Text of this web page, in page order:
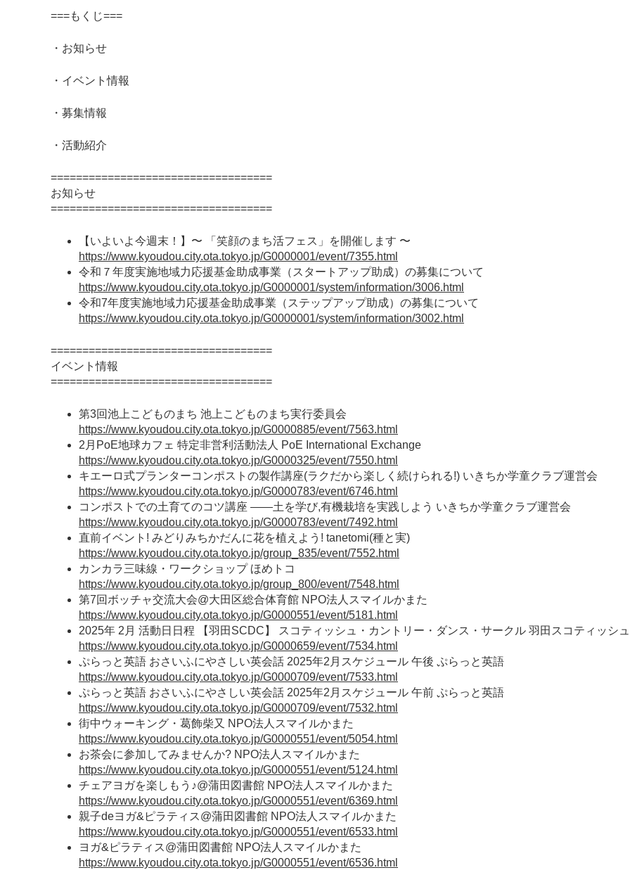
===もくじ===
・お知らせ
・イベント情報
・募集情報
・活動紹介
===================================
お知らせ
===================================
【いよいよ今週末！】〜 「笑顔のまち活フェス」を開催します 〜
https://www.kyoudou.city.ota.tokyo.jp/G0000001/event/7355.html
令和７年度実施地域力応援基金助成事業（スタートアップ助成）の募集について
https://www.kyoudou.city.ota.tokyo.jp/G0000001/system/information/3006.html
令和7年度実施地域力応援基金助成事業（ステップアップ助成）の募集について
https://www.kyoudou.city.ota.tokyo.jp/G0000001/system/information/3002.html
===================================
イベント情報
===================================
第3回池上こどものまち 池上こどものまち実行委員会
https://www.kyoudou.city.ota.tokyo.jp/G0000885/event/7563.html
2月PoE地球カフェ 特定非営利活動法人 PoE International Exchange
https://www.kyoudou.city.ota.tokyo.jp/G0000325/event/7550.html
キエーロ式プランターコンポストの製作講座(ラクだから楽しく続けられる!) いきちか学童クラブ運営会
https://www.kyoudou.city.ota.tokyo.jp/G0000783/event/6746.html
コンポストでの土育てのコツ講座 ――土を学び,有機栽培を実践しよう いきちか学童クラブ運営会
https://www.kyoudou.city.ota.tokyo.jp/G0000783/event/7492.html
直前イベント! みどりみちかだんに花を植えよう! tanetomi(種と実)
https://www.kyoudou.city.ota.tokyo.jp/group_835/event/7552.html
カンカラ三味線・ワークショップ ほめトコ
https://www.kyoudou.city.ota.tokyo.jp/group_800/event/7548.html
第7回ボッチャ交流大会@大田区総合体育館 NPO法人スマイルかまた
https://www.kyoudou.city.ota.tokyo.jp/G0000551/event/5181.html
2025年 2月 活動日日程 【羽田SCDC】 スコティッシュ・カントリー・ダンス・サークル 羽田スコティッシ
https://www.kyoudou.city.ota.tokyo.jp/G0000659/event/7534.html
ぷらっと英語 おさいふにやさしい英会話 2025年2月スケジュール 午後 ぷらっと英語
https://www.kyoudou.city.ota.tokyo.jp/G0000709/event/7533.html
ぷらっと英語 おさいふにやさしい英会話 2025年2月スケジュール 午前 ぷらっと英語
https://www.kyoudou.city.ota.tokyo.jp/G0000709/event/7532.html
街中ウォーキング・葛飾柴又 NPO法人スマイルかまた
https://www.kyoudou.city.ota.tokyo.jp/G0000551/event/5054.html
お茶会に参加してみませんか? NPO法人スマイルかまた
https://www.kyoudou.city.ota.tokyo.jp/G0000551/event/5124.html
チェアヨガを楽しもう♪@蒲田図書館 NPO法人スマイルかまた
https://www.kyoudou.city.ota.tokyo.jp/G0000551/event/6369.html
親子deヨガ&ピラティス@蒲田図書館 NPO法人スマイルかまた
https://www.kyoudou.city.ota.tokyo.jp/G0000551/event/6533.html
ヨガ&ピラティス@蒲田図書館 NPO法人スマイルかまた
https://www.kyoudou.city.ota.tokyo.jp/G0000551/event/6536.html